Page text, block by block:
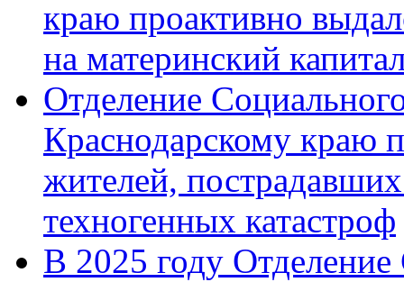
краю проактивно
на материнский
Отделение
Краснодарскому краю
жителей,
техногенных катастроф
В 2025 году